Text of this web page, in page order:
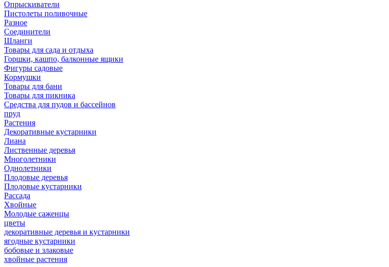
Опрыскиватели
Пистолеты поливочные
Разное
Соединители
Шланги
Товары для сада и отдыха
Горшки, кашпо, балконные ящики
Фигуры садовые
Кормушки
Товары для бани
Товары для пикника
Средства для пудов и бассейнов
пруд
Растения
Декоративные кустарники
Лиана
Лиственные деревья
Многолетники
Однолетники
Плодовые деревья
Плодовые кустарники
Рассада
Хвойные
Молодые саженцы
цветы
декоративные деревья и кустарники
ягодные кустарники
бобовые и злаковые
хвойные растения